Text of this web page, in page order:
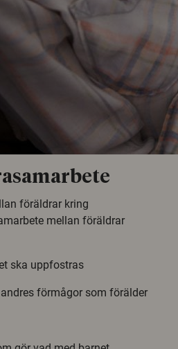
föräldrar kring
mellan föräldrar
ska uppfostras
förmågor som förälder